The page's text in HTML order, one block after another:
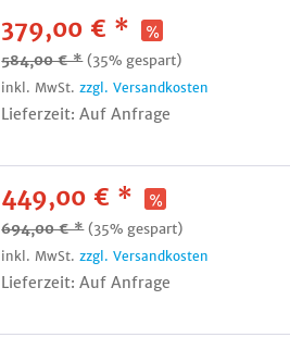
379,00 € *
584,00 € * (35% gespart)
inkl. MwSt.zzgl. Versandkosten
Lieferzeit: Auf Anfrage
449,00 € *
694,00 € * (35% gespart)
inkl. MwSt.zzgl. Versandkosten
Lieferzeit: Auf Anfrage